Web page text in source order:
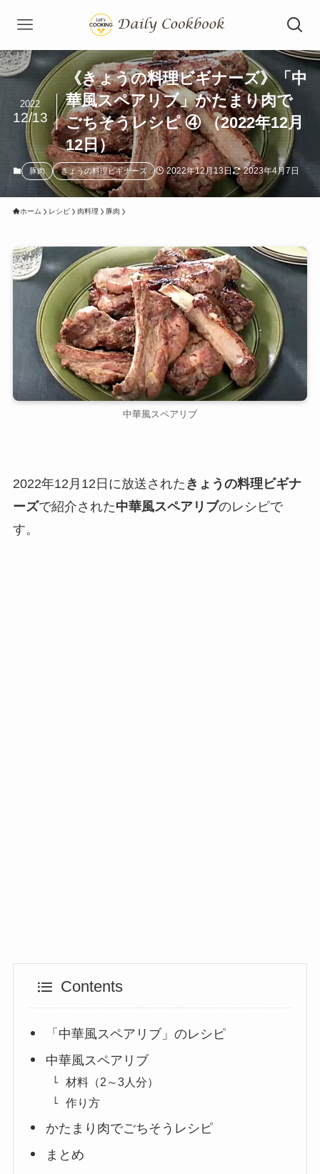
《きょうの料理ビギナーズ》「中
華風スペアリブ」かたまり肉で
ごちそうレシピ ④ （2022年12月
12日）
2022
12/13
豚肉 きょうの料理ビギナーズ 2022年12月13日 2023年4月7日
ホーム レシピ 肉料理 豚肉
中華風スペアリブ
2022年12月12日に放送された きょうの料理ビギナ
ーズで紹介された中華風スペアリブのレシピで
す。
Contents
「中華風スペアリブ」のレシピ
中華風スペアリブ
材料（2～3人分）
作り方
かたまり肉でごちそうレシピ
まとめ